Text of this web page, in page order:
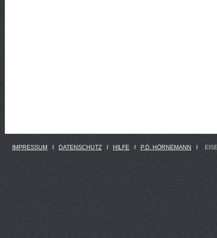
IMPRESSUM DATENSCHUTZ HILFE P.D. HÖRNEMANN